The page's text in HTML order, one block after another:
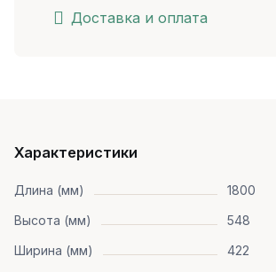
Доставка и оплата
Характеристики
Длина (мм)
1800
Высота (мм)
548
Ширина (мм)
422